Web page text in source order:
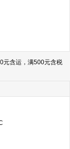
元含运，满500元含税